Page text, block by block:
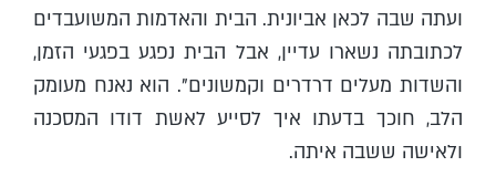
ועתה שבה לכאן אביונית. הבית והאדמות המשועבדים
לכתובתה נשארו עדיין, אבל הבית נפגע בפגעי הזמן,
והשדות מעלים דרדרים וקמשונים". הוא נאנח מעומק
הלב, חוכך בדעתו איך לסייע לאשת דודו המסכנה
ולאישה ששבה איתה.